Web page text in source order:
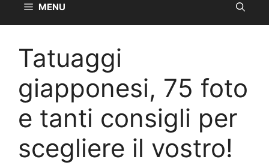
MENU
Tatuaggi
giapponesi, 75 foto
e tanti consigli per
scegliere il vostro!